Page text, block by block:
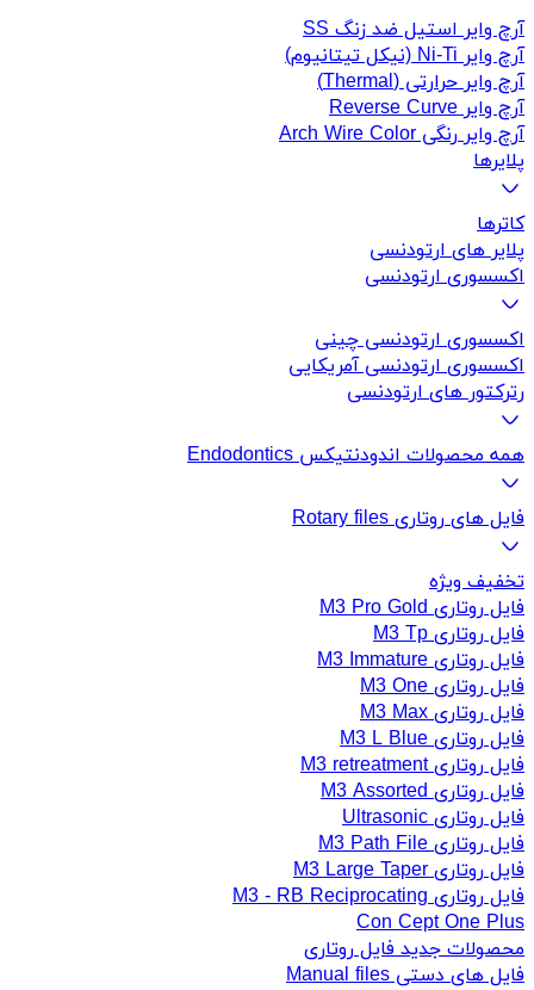
آرچ وایر استیل ضد زنگ SS
آرچ وایر Ni-Ti (نیکل تیتانیوم)
آرچ وایر حرارتی (Thermal)
آرچ وایر Reverse Curve
آرچ وایر رنگی Arch Wire Color
پلایرها
کاتر‌ها
پلایر های ارتودنسی
اکسسوری ارتودنسی
اکسسوری ارتودنسی چینی
اکسسوری ارتودنسی آمریکایی
رترکتور های ارتودنسی
همه محصولات اندودنتیکس Endodontics
فایل های روتاری Rotary files
تخفیف ویژه
فایل روتاری M3 Pro Gold
فایل روتاری M3 Tp
فایل روتاری M3 Immature
فایل روتاری M3 One
فایل روتاری M3 Max
فایل روتاری M3 L Blue
فایل روتاری M3 retreatment
فایل روتاری M3 Assorted
فایل روتاری Ultrasonic
فایل روتاری M3 Path File
فایل روتاری M3 Large Taper
فایل روتاری M3 - RB Reciprocating
Con Cept One Plus
محصولات جدید فایل روتاری
فایل های دستی Manual files